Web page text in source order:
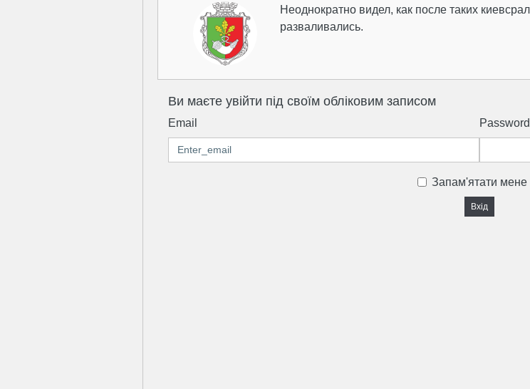
Неоднократно видел, как после таких
разваливались.
Ви маєте увійти під своїм обліковим записом
Email Password
Запам'ятати мене
Вхід